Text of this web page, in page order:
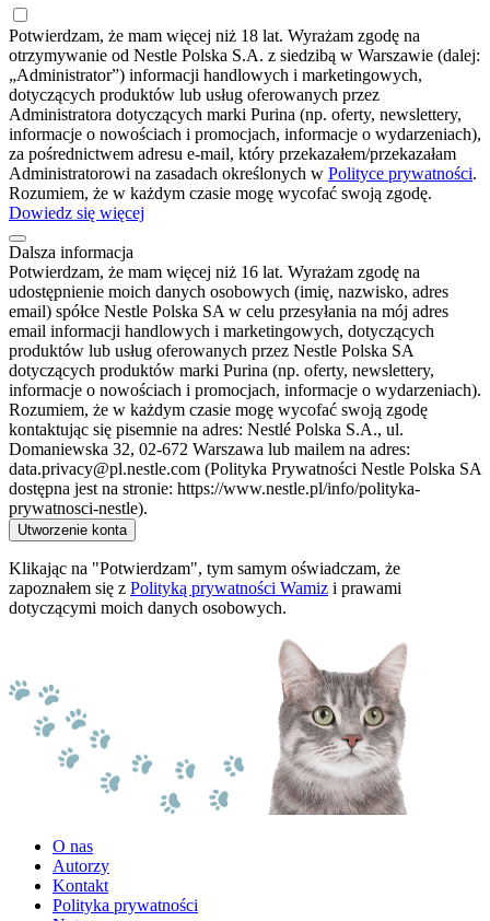
Potwierdzam, że mam więcej niż 18 lat. Wyrażam zgodę na
otrzymywanie od Nestle Polska S.A. z siedzibą w Warszawie (dalej:
„Administrator”) informacji handlowych i marketingowych,
dotyczących produktów lub usług oferowanych przez
Administratora dotyczących marki Purina (np. oferty, newslettery,
informacje o nowościach i promocjach, informacje o wydarzeniach),
za pośrednictwem adresu e-mail, który przekazałem/przekazałam
Administratorowi na zasadach określonych w Polityce prywatności.
Rozumiem, że w każdym czasie mogę wycofać swoją zgodę.
Dowiedz się więcej
Dalsza informacja
Potwierdzam, że mam więcej niż 16 lat. Wyrażam zgodę na
udostępnienie moich danych osobowych (imię, nazwisko, adres
email) spółce Nestle Polska SA w celu przesyłania na mój adres
email informacji handlowych i marketingowych, dotyczących
produktów lub usług oferowanych przez Nestle Polska SA
dotyczących produktów marki Purina (np. oferty, newslettery,
informacje o nowościach i promocjach, informacje o wydarzeniach).
Rozumiem, że w każdym czasie mogę wycofać swoją zgodę
kontaktując się pisemnie na adres: Nestlé Polska S.A., ul.
Domaniewska 32, 02-672 Warszawa lub mailem na adres:
data.privacy@pl.nestle.com (Polityka Prywatności Nestle Polska SA
dostępna jest na stronie: https://www.nestle.pl/info/polityka-
prywatnosci-nestle).
Utworzenie konta
Klikając na "Potwierdzam", tym samym oświadczam, że
zapoznałem się z Polityką prywatności Wamiz i prawami
dotyczącymi moich danych osobowych.
O nas
Autorzy
Kontakt
Polityka prywatności